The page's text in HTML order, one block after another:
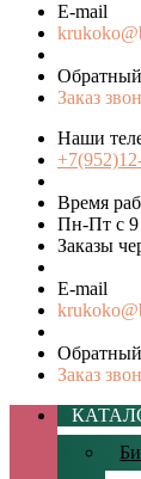
E-mail
Заказ
Наши
Время
Пн-Пт с 9
Заказы
E-mail
Заказ